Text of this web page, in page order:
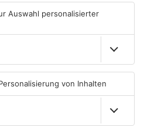
Stau-Wochenende im